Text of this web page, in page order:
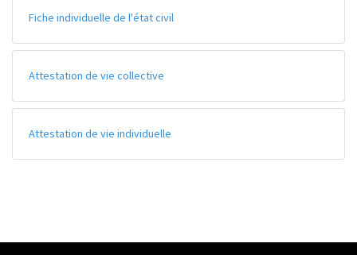
Fiche individuelle de l'état civil
Attestation de vie collective
Attestation de vie individuelle